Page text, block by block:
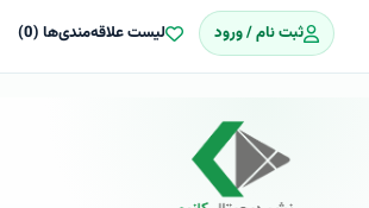
ثبت نام / ورود لیست علاقه‌مندی‌ها (0)